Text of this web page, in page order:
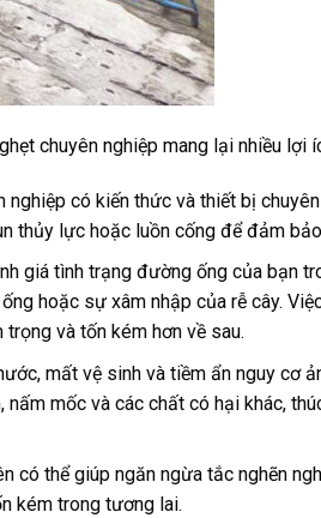
chuyên nghiệp mang lại nhiều lợi
nghiệp có kiến ​​thức và thiết bị
thủy lực hoặc luồn cống để đảm
giá tình trạng đường ống của bạn
hoặc sự xâm nhập của rễ cây.
và tốn kém hơn về sau.
mất vệ sinh và tiềm ẩn nguy cơ
mốc và các chất có hại khác,
có thể giúp ngăn ngừa tắc nghẽn
kém trong tương lai.